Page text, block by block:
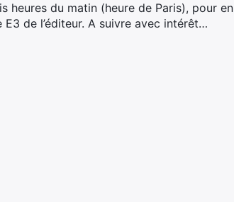
heures du matin (heure de Paris), pour en
de l’éditeur. A suivre avec intérêt…